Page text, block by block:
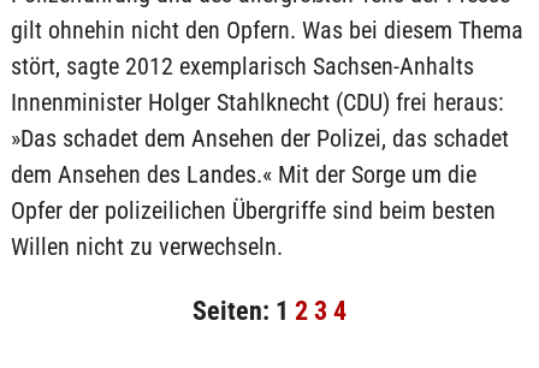
gilt ohnehin nicht den Opfern. Was bei diesem Thema
stört, sagte 2012 exemplarisch Sachsen-Anhalts
Innenminister Holger Stahlknecht (CDU) frei heraus:
»Das schadet dem Ansehen der Polizei, das schadet
dem Ansehen des Landes.« Mit der Sorge um die
Opfer der polizeilichen Übergriffe sind beim besten
Willen nicht zu verwechseln.
Seiten: 1 2 3 4